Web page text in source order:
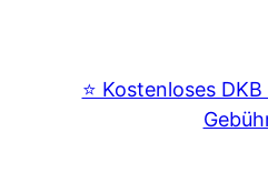
⭐️ Kostenloses